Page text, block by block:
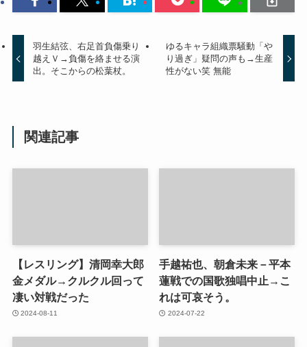
羽生結弦、右足首負傷乗り
越えＶ→負傷を絡ませる演
出。そこからの松葉杖。
ゆるキャラ組織票騒動「や
り過ぎ」疑問の声も→生産
性がない笑 無能
関連記事
【レスリング】清岡幸大郎
金メダル→クルクル回って
凄い対戦だった
2024-08-11
手越祐也、朝倉未来－平本
蓮戦での国歌独唱中止→こ
れは可哀そう。
2024-07-22